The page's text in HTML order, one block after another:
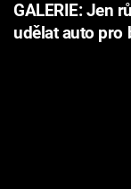
GALERIE: Jen
udělat auto pro